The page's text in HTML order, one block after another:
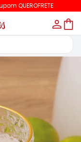
QUEROFRETE